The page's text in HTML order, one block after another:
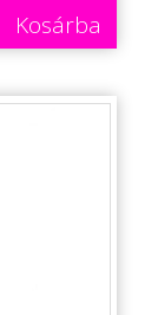
Kosárba